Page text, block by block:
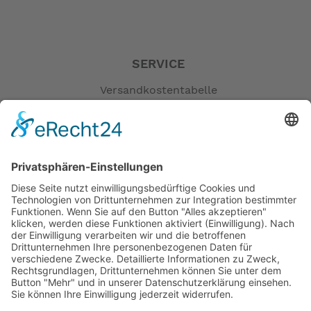
Folgen Sie einfach diesem Link, zu weiteren hilfreichen
informationen, wie z.B.
der Bedienungsanleitung,Wartungstipps usw.
Motor
Zylinder: SOHC 2
Hubraum (cm³): 350
Bohrung und Hub (mm): 59 x 64
Ventile: 4
Volllastdrehzahl: 5000 - 5500
Nennleistung PS(kW): 15 (11)
SERVICE
Versandkostentabelle
Erklärung zur Barrierefreiheit
AGB
Öffnungszeiten
Versandpartner
Verfügbarkeiten
Zahlung und Versand
Datenschutz